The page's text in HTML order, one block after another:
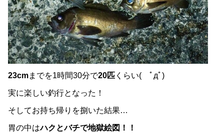
23cmまでを1時間30分で20匹 くらい( ﾟдﾟ)
実に楽しい釣行となった！
そしてお持ち帰りを捌いた結果…
胃の中はハクとバチで地獄絵図！！